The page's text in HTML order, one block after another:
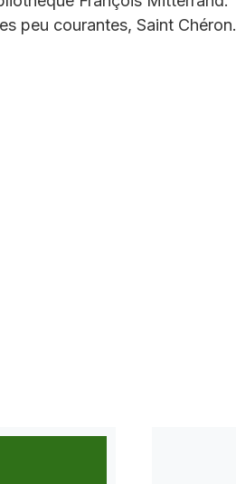
peu courantes, Saint Chéron.